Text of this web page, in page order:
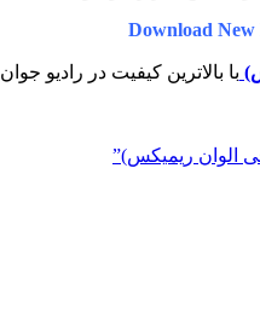
Download
با بالاترین کیفیت در رادیو جوان